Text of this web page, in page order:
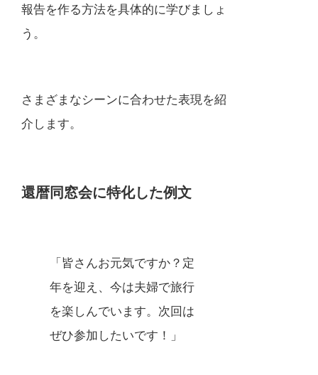
報告を作る方法を具体的に学びましょ
う。
さまざまなシーンに合わせた表現を紹
介します。
還暦同窓会に特化した例文
「皆さんお元気ですか？定
年を迎え、今は夫婦で旅行
を楽しんでいます。次回は
ぜひ参加したいです！」